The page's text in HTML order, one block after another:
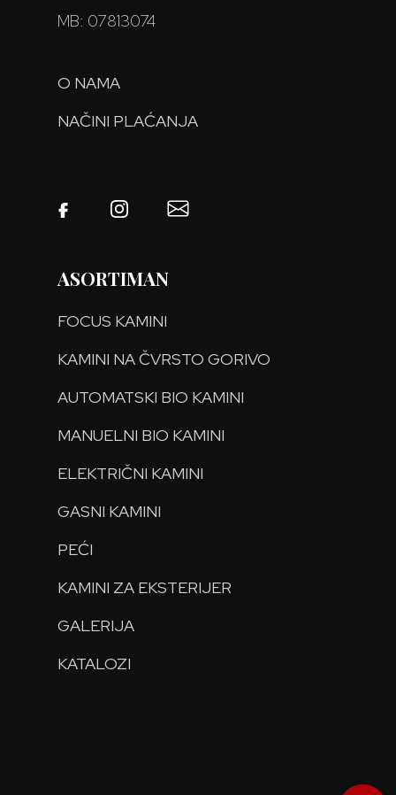
MB: 07813074
O NAMA
NAČINI PLAĆANJA
ASORTIMAN
FOCUS KAMINI
KAMINI NA ČVRSTO GORIVO
AUTOMATSKI BIO KAMINI
MANUELNI BIO KAMINI
ELEKTRIČNI KAMINI
GASNI KAMINI
PEĆI
KAMINI ZA EKSTERIJER
GALERIJA
KATALOZI